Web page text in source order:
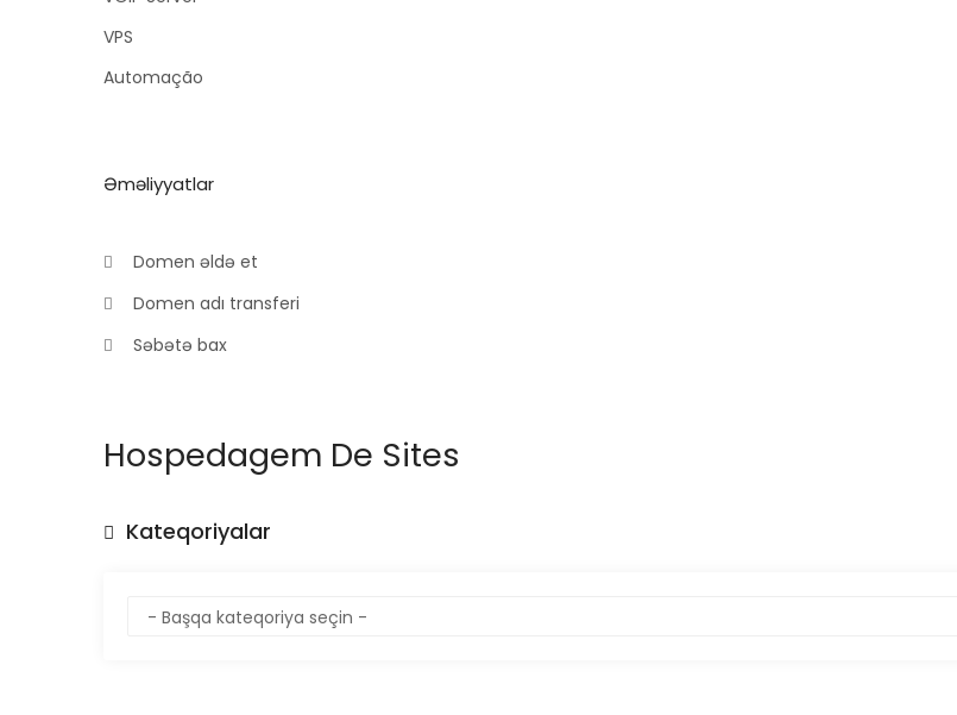
VPS
Automação
Əməliyyatlar
Domen əldə et
Domen adı transferi
Səbətə bax
Hospedagem De Sites
Kateqoriyalar